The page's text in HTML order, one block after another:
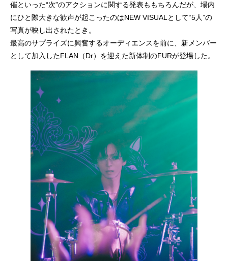
催といった“次”のアクションに関する発表ももちろんだが、場内
にひと際大きな歓声が起こったのはNEW VISUALとして“5人”の
写真が映し出されたとき。
最高のサプライズに興奮するオーディエンスを前に、新メンバー
として加入したFLAN（Dr）を迎えた新体制のFURが登場した。